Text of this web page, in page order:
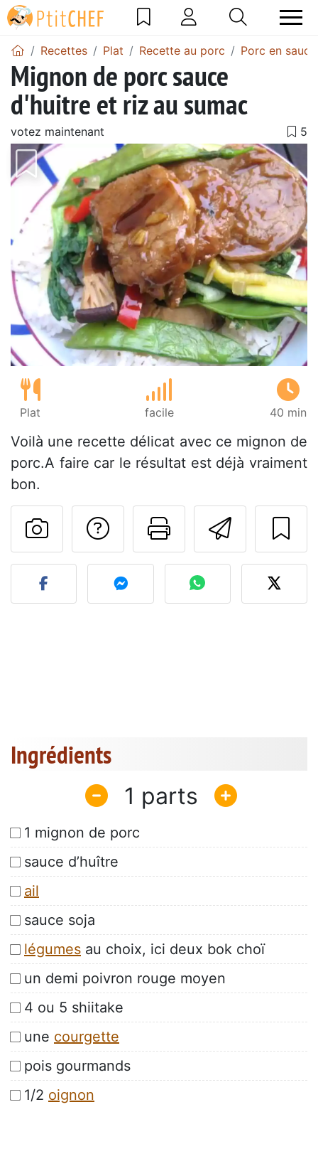
Recettes Plat Recette au porc Porc en sauce
Mignon de porc sauce
d'huitre et riz au sumac
votez maintenant
Plat facile 40 min
Voilà une recette délicat avec ce mignon de
porc.A faire car le résultat est déjà vraiment
bon.
Imprimer
Poser une
Publier votre photo de
Ingrédients
1
1 mignon de porc
sauce d’huître
ail
sauce soja
légumes au choix, ici deux bok choï
un demi poivron rouge moyen
4 ou 5 shiitake
une courgette
pois gourmands
1/2 oignon